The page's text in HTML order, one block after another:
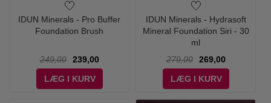
IDUN Minerals - Pro Buffer
Foundation Brush
249,00
239,00
LÆG I KURV
IDUN Minerals - Hydrasoft
Mineral Foundation Siri - 30
ml
279,00
269,00
LÆG I KURV